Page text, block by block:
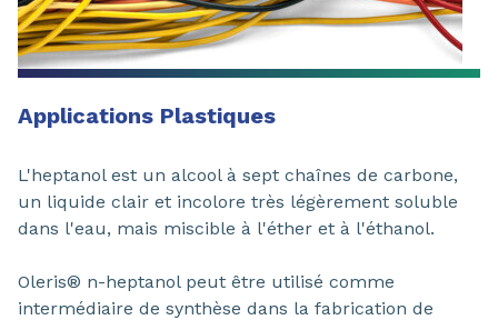
Applications Plastiques
L'heptanol est un alcool à sept chaînes de carbone,
un liquide clair et incolore très légèrement soluble
dans l'eau, mais miscible à l'éther et à l'éthanol.
Oleris® n-heptanol peut être utilisé comme
intermédiaire de synthèse dans la fabrication de